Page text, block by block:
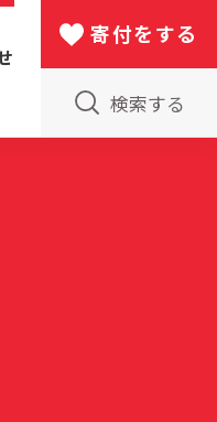
る救世軍の130年
検索する
寄付をする